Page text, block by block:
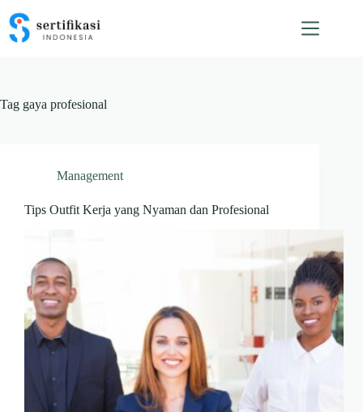
content
Tag gaya profesional
Management
Tips Outfit Kerja yang Nyaman dan Profesional